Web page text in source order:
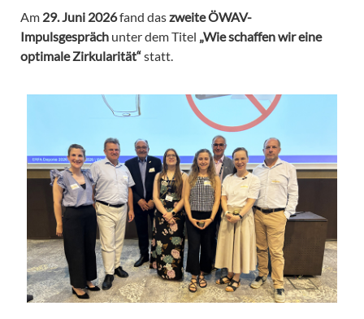
Am 29. Juni 2026fand daszweite ÖWAV-
Impulsgespräch unter dem Titel „Wie schaffen wir eine
optimale Zirkularität“statt.